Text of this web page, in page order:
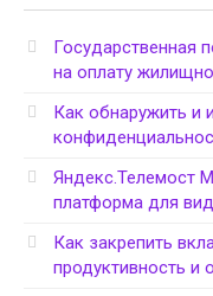
Государственная
на оплату
Как обнаружить и
Яндекс.Телемост
платформа для
Как закрепить
продуктивность и